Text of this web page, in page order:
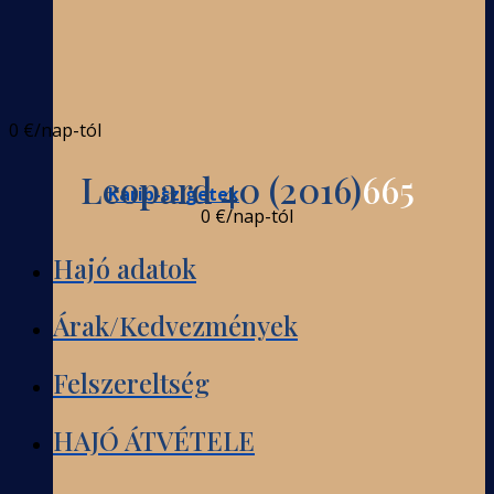
Karib-szigetek
0 €/nap-tól
Leopard 40 (2016)665
0 €/nap-tól
Hajó adatok
Árak/Kedvezmények
Felszereltség
HAJÓ ÁTVÉTELE